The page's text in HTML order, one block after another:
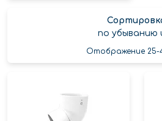
по убыванию
Отображение 25-